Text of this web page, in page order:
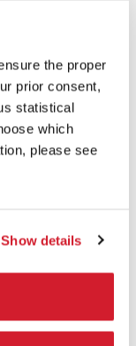
the proper
prior consent,
statistical
which
please see
Show details